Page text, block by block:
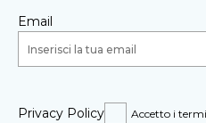
Email
Privacy Policy Accetto i